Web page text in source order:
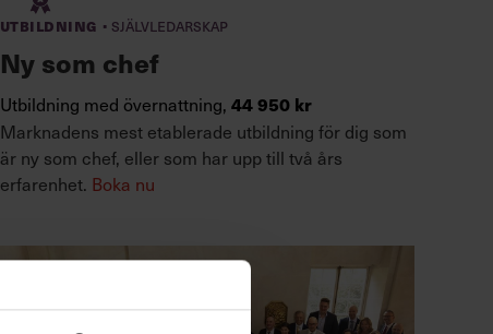
Utbildning · Självledarskap
Ny som chef
Utbildning med övernattning, 44 950 kr
Marknadens mest etablerade utbildning för dig som
är ny som chef, eller som har upp till två års
erfarenhet. Boka nu